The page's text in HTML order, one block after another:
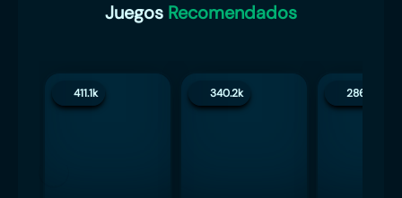
Juegos Recomendados
411.1k 340.2k 286.4k